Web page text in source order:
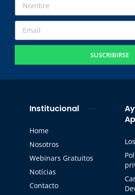
SUSCRIBIRSE
Institucional
Home
Nosotros
Webinars Gratuitos
Notícias
Contacto